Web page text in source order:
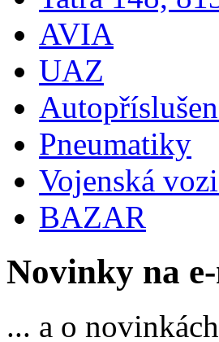
AVIA
UAZ
Pneumatiky
Vojenská
BAZAR
Novinky na
... a o